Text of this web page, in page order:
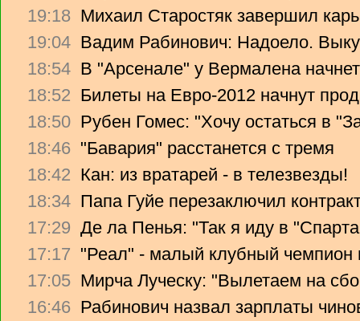
19:18 Михаил Старостяк завершил
19:04 Вадим Рабинович: Надоело.
18:54 В "Арсенале" у Вермалена
18:52 Билеты на Евро-2012 начнут
18:50 Рубен Гомес: "Хочу остаться в
18:46 "Бавария" расстанется с тремя
18:42 Кан: из вратарей - в телезвезды!
18:34 Папа Гуйе перезаключил
17:29 Де ла Пенья: "Так я иду в
17:17 "Реал" - малый клубный чемпион
17:05 Мирча Луческу: "Вылетаем на
16:46 Рабинович назвал зарплаты